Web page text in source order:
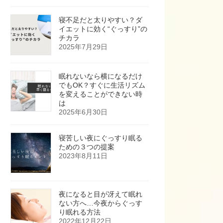
寝不足だと太りやすい？ダ
イエットに効く“ぐっすり”の
チカラ
2025年7月29日
眠れないなら横になるだけ
でもOK？すぐに生活リズム
を変えることができない時
は
2025年6月30日
寝苦しい夜にぐっすり眠る
ための３つの提案
2023年8月11日
夜になると目が冴えて眠れ
ない方へ…今夜からぐっす
り眠れる方法
2022年12月22日